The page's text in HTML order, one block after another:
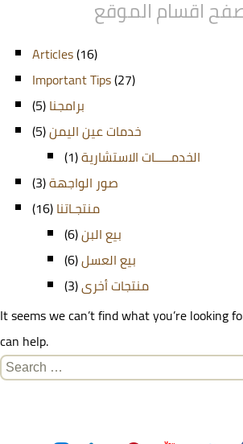
اقسام الموقع
Articles(16)
Important Tips(27)
برامجنا(5)
خدمات عين اليمن(5)
الخدمـــــات الاستشارية(1)
صور الواجهة(3)
منتجـاتنا(16)
بيع البن(6)
بيع العسل(6)
منتجات أخرى(3)
It seems we can’t find what you’re looking
can help.
Search